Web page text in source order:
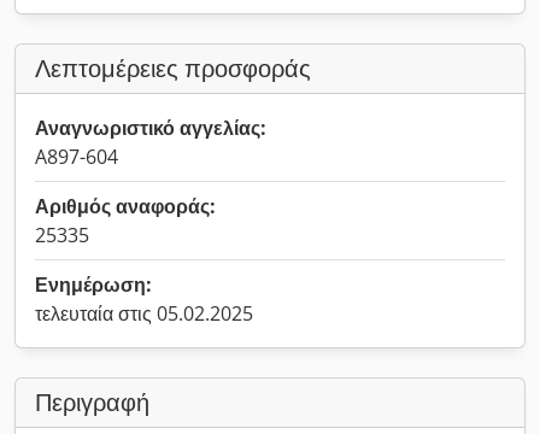
Λεπτομέρειες προσφοράς
Αναγνωριστικό αγγελίας:
A897-604
Αριθμός αναφοράς:
25335
Ενημέρωση:
τελευταία στις 05.02.2025
Περιγραφή